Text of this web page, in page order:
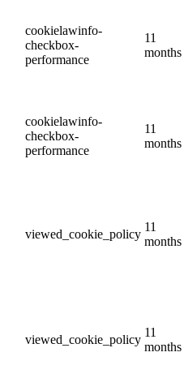
cookielawinfo-
checkbox-
performance
11
months
cookielawinfo-
checkbox-
performance
11
months
viewed_cookie_policy
11
months
viewed_cookie_policy
11
months